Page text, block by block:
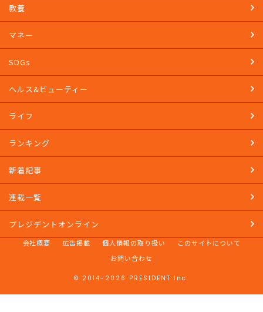
教養
マネー
SDGs
ヘルス&ビューティー
ライフ
ランキング
新着記事
連載一覧
プレジデントオンライン
会社概要 広告掲載 個人情報の取り扱い
このサイトについて
お問い合わせ
© 2014-2026 PRESIDENT Inc.